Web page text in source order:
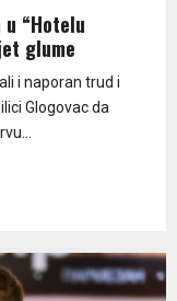
“Hotelu
glume
i naporan trud i
Glogovac da